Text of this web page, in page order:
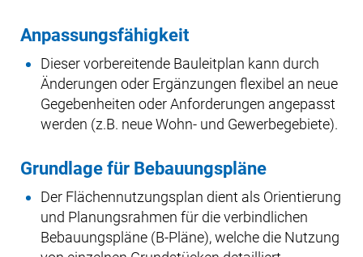
Anpassungsfähigkeit
Dieser vorbereitende Bauleitplan kann durch
Änderungen oder Ergänzungen flexibel an neue
Gegebenheiten oder Anforderungen angepasst
werden (z.B. neue Wohn- und Gewerbegebiete).
Grundlage für Bebauungspläne
Der Flächennutzungsplan dient als Orientierung
und Planungsrahmen für die verbindlichen
Bebauungspläne (B-Pläne), welche die Nutzung